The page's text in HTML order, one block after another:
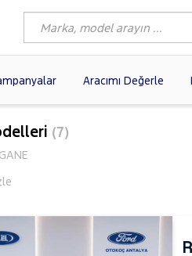
Aracımı Değerle
(58)
(7)